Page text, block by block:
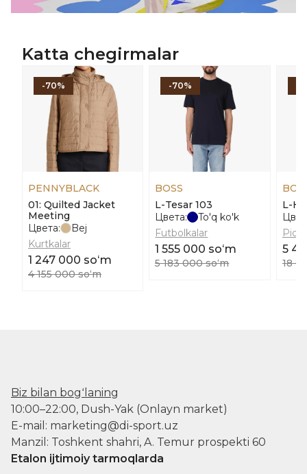
Katta chegirmalar
-70%
PENNYBLACK
01: Quilted Jacket
Meeting
Цвета:
Bej
Kurtkalar
1 247 000 soʻm
4 155 000 soʻm
-70%
BOSS
L-Tesar 103
Цвета:
To'q ko'k
Futbolkalar
1 555 000 soʻm
5 183 000 soʻm
L-
5
18
Biz bilan bogʻlaning
10:00–22:00, Dush-Yak (Onlayn market)
E-mail: marketing@di-sport.uz
Manzil: Toshkent shahri, A. Temur prospekti 60
Etalon ijtimoiy tarmoqlarda